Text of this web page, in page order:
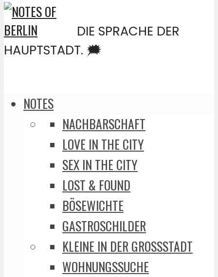
DIE SPRACHE DER
HAUPTSTADT. 🗯️
NOTES
NACHBARSCHAFT
LOVE IN THE CITY
SEX IN THE CITY
LOST & FOUND
BÖSEWICHTE
GASTROSCHILDER
KLEINE IN DER GROSSSTADT
WOHNUNGSSUCHE